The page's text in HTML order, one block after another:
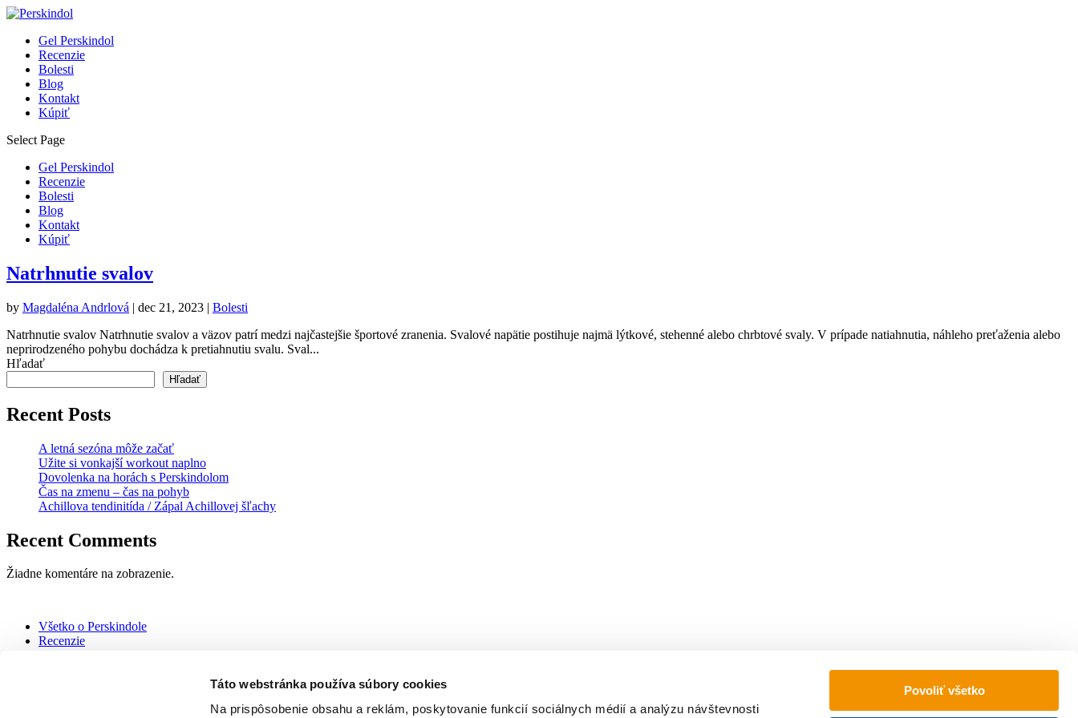
Táto webstránka používa súbory cookies
Na prispôsobenie obsahu a reklám, poskytovanie funkcií sociálnych médií a analýzu návštevnosti
Povoliť všetko
Gel Perskindol
Recenzie
Bolesti
Blog
Kontakt
Kúpiť
Select Page
Gel Perskindol
Recenzie
Bolesti
Blog
Kontakt
Kúpiť
Natrhnutie svalov
by Magdaléna Andrlová | dec 21, 2023 | Bolesti
Natrhnutie svalov Natrhnutie svalov a väzov patrí medzi najčastejšie športové zranenia. Svalové napätie postihuje najmä lýtkové, stehenné alebo chrbtové svaly. V prípade natiahnutia, náhleho preťaženia alebo
neprirodzeného pohybu dochádza k pretiahnutiu svalu. Sval...
Hľadať
Hľadať
Recent Posts
A letná sezóna môže začať
Užite si vonkajší workout naplno
Dovolenka na horách s Perskindolom
Čas na zmenu – čas na pohyb
Achillova tendinitída / Zápal Achillovej šľachy
Recent Comments
Žiadne komentáre na zobrazenie.
Všetko o Perskindole
Recenzie